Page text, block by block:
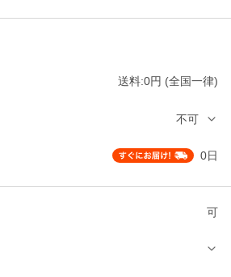
送料:0円 (全国一律)
不可
0日
可